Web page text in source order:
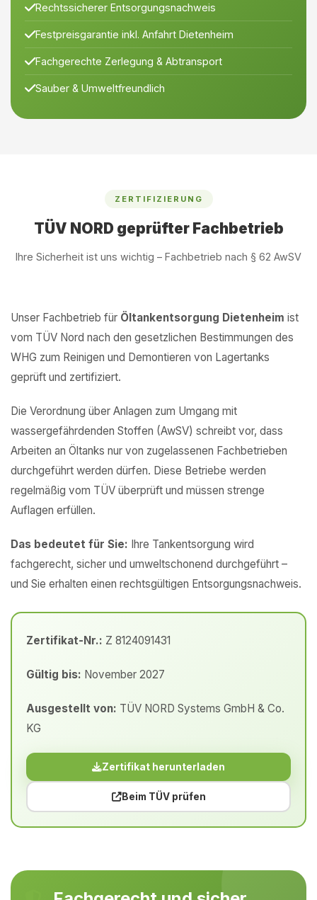
Rechtssicherer Entsorgungsnachweis
Festpreisgarantie inkl. Anfahrt Dietenheim
Fachgerechte Zerlegung & Abtransport
Sauber & Umweltfreundlich
ZERTIFIZIERUNG
TÜV NORD geprüfter Fachbetrieb
Ihre Sicherheit ist uns wichtig – Fachbetrieb nach § 62 AwSV
Unser Fachbetrieb für Öltankentsorgung Dietenheim ist
vom TÜV Nord nach den gesetzlichen Bestimmungen des
WHG zum Reinigen und Demontieren von Lagertanks
geprüft und zertifiziert.
Die Verordnung über Anlagen zum Umgang mit
wassergefährdenden Stoffen (AwSV) schreibt vor, dass
Arbeiten an Öltanks nur von zugelassenen Fachbetrieben
durchgeführt werden dürfen. Diese Betriebe werden
regelmäßig vom TÜV überprüft und müssen strenge
Auflagen erfüllen.
Das bedeutet für Sie: Ihre Tankentsorgung wird
fachgerecht, sicher und umweltschonend durchgeführt –
und Sie erhalten einen rechtsgültigen Entsorgungsnachweis.
Zertifikat-Nr.: Z 8124091431
Gültig bis: November 2027
Ausgestellt von: TÜV NORD Systems GmbH & Co.
KG
Zertifikat herunterladen
Beim TÜV prüfen